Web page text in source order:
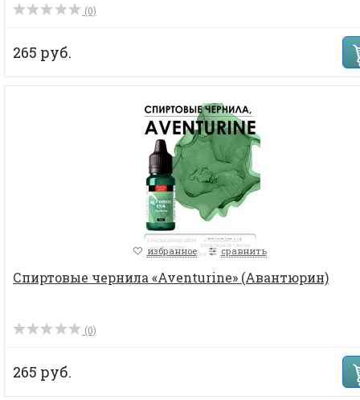
(0)
265 руб.
избранное сравнить
Спиртовые чернила «Aventurine» (Авантюрин)
(0)
265 руб.